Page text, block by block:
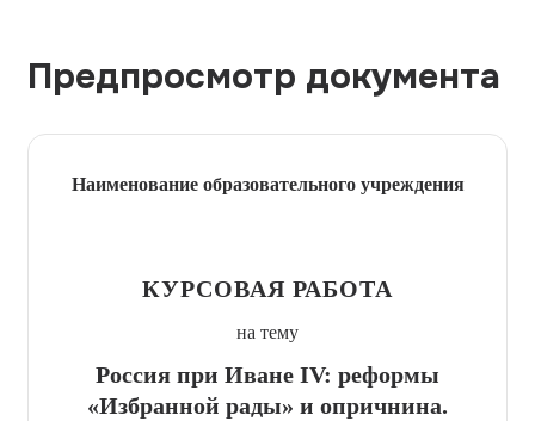
Предпросмотр документа
Наименование образовательного учреждения
КУРСОВАЯ РАБОТА
на тему
Россия при Иване IV: реформы
«Избранной рады» и опричнина.